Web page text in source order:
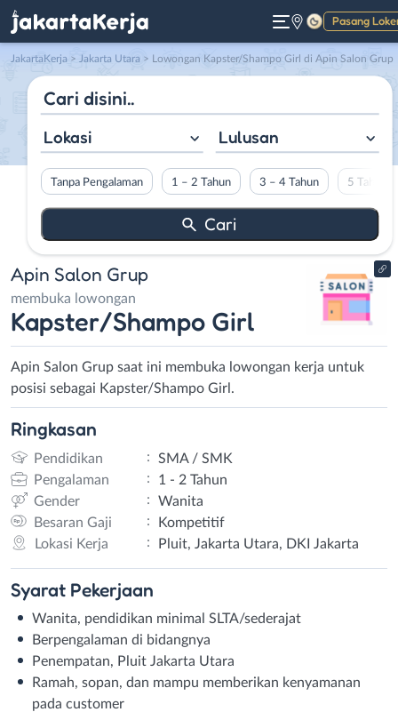
Pasang
Gelap
JakartaKerja > Jakarta Utara > Lowongan Kapster/Shampo Girl di Apin Salon Grup
Lokasi Lulusan
Tanpa Pengalaman 1 – 2 Tahun 3 – 4 Tahun 5 Tahun
Apin Salon Grup
membuka lowongan
Kapster/Shampo Girl
Apin Salon Grup saat ini membuka lowongan kerja untuk
posisi sebagai Kapster/Shampo Girl.
Ringkasan
Pendidikan :
SMA / SMK
Pengalaman
:
1 - 2 Tahun
Gender
:
Wanita
Besaran Gaji
:
Kompetitif
Lokasi Kerja
: Pluit, Jakarta Utara, DKI Jakarta
Syarat Pekerjaan
Wanita, pendidikan minimal SLTA/sederajat
Berpengalaman di bidangnya
Penempatan, Pluit Jakarta Utara
Ramah, sopan, dan mampu memberikan kenyamanan
pada customer